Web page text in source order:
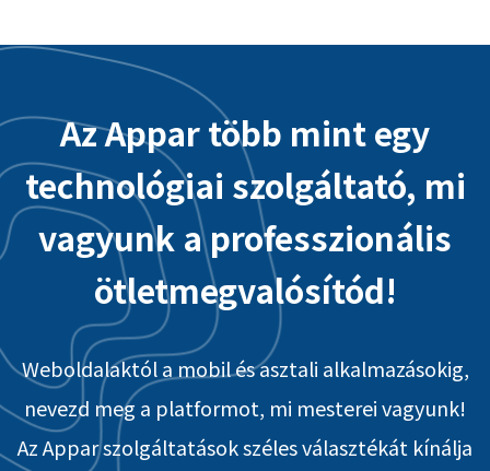
Az Appar több mint egy
technológiai szolgáltató, mi
vagyunk a professzionális
ötletmegvalósítód!
Weboldalaktól a mobil és asztali alkalmazásokig,
nevezd meg a platformot, mi mesterei vagyunk!
Az Appar szolgáltatások széles választékát kínálja